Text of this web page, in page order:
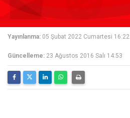
Yayınlanma: 05 Şubat 2022 Cumartesi 16:22
Güncelleme: 23 Ağustos 2016 Salı 14:53